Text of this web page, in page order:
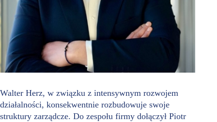
Walter Herz, w związku z intensywnym rozwojem
działalności, konsekwentnie rozbudowuje swoje
struktury zarządcze. Do zespołu firmy dołączył Piotr